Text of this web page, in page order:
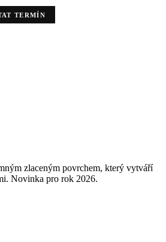
TERMÍN
zlaceným povrchem, který vytváří
Novinka pro rok 2026.